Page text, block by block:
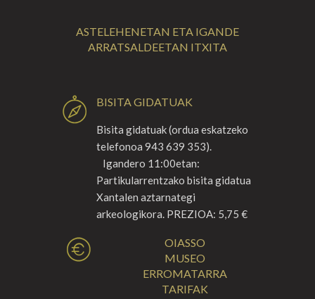
ASTELEHENETAN ETA IGANDE
ARRATSALDEETAN ITXITA
BISITA GIDATUAK
Bisita gidatuak (ordua eskatzeko
telefonoa 943 639 353).
Igandero 11:00etan:
Partikularrentzako bisita gidatua
Xantalen aztarnategi
arkeologikora. PREZIOA: 5,75 €
OIASSO
MUSEO
ERROMATARRA
TARIFAK